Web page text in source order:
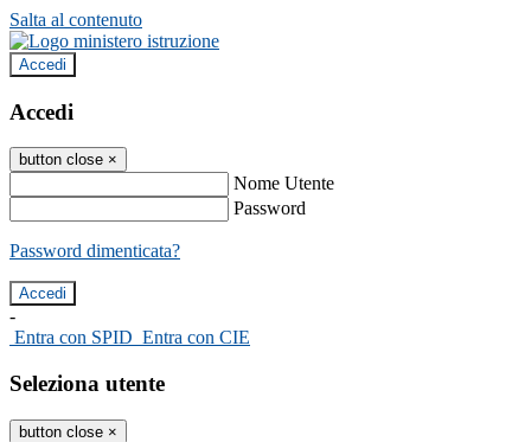
Salta al contenuto
Accedi
Accedi
button close ×
Nome Utente
Password
Password dimenticata?
-
Entra con SPID Entra con CIE
Seleziona utente
button close ×